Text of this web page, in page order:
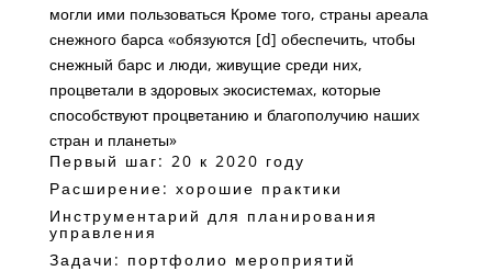
могли ими пользоваться Кроме того, страны ареала
снежного барса «обязуются [d] обеспечить, чтобы
снежный барс и люди, живущие среди них,
процветали в здоровых экосистемах, которые
способствуют процветанию и благополучию наших
стран и планеты»
Первый шаг: 20 к 2020 году
Расширение: хорошие практики
Инструментарий для планирования
управления
Задачи: портфолио мероприятий